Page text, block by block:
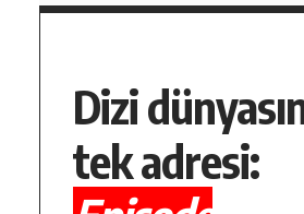
Dizi
tek adresi: